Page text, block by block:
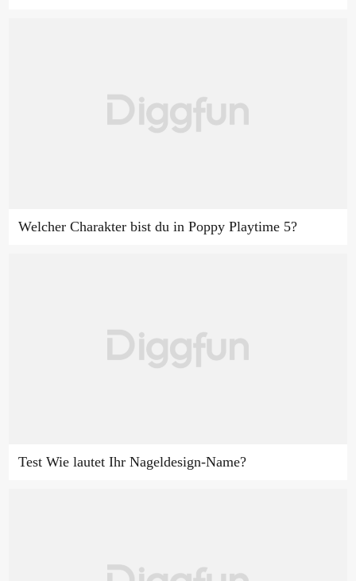
Welcher Charakter bist du in Poppy Playtime 5?
Test Wie lautet Ihr Nageldesign-Name?